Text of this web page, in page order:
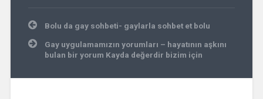
Yazı
gezinmesi
Bolu da gay sohbeti- gaylarla sohbet et bolu
Gay uygulamamızın yorumları – hayatının aşkını
bulan bir yorum Kayda değerdir bizim için